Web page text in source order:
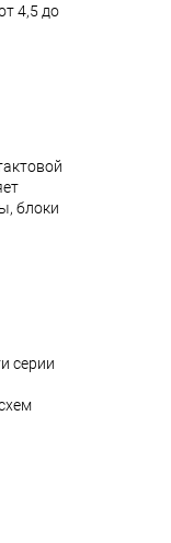
4,5 до
блоки
серии